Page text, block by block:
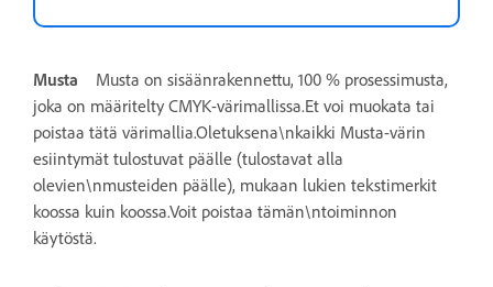
Musta
Musta on sisäänrakennettu, 100 % prosessimusta,
joka on määritelty CMYK-värimallissa.Et voi muokata tai
poistaa tätä värimallia.Oletuksena\nkaikki Musta-värin
esiintymät tulostuvat päälle (tulostavat alla
olevien\nmusteiden päälle), mukaan lukien tekstimerkit
koossa kuin koossa.Voit poistaa tämän\ntoiminnon
käytöstä.